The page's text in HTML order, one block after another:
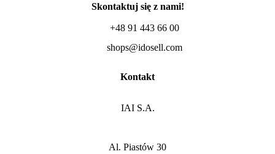
Skontaktuj się z nami!
+48 91 443 66 00
shops@idosell.com
Kontakt
IAI S.A.
Al. Piastów 30